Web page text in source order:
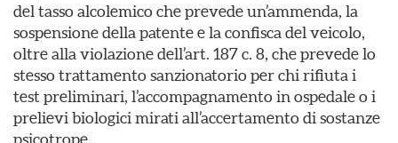
del tasso alcolemico che prevede un’ammenda, la
sospensione della patente e la confisca del veicolo,
oltre alla violazione dell’art. 187 c. 8, che prevede lo
stesso trattamento sanzionatorio per chi rifiuta i
test preliminari, l’accompagnamento in ospedale o i
prelievi biologici mirati all’accertamento di sostanze
psicotrope.